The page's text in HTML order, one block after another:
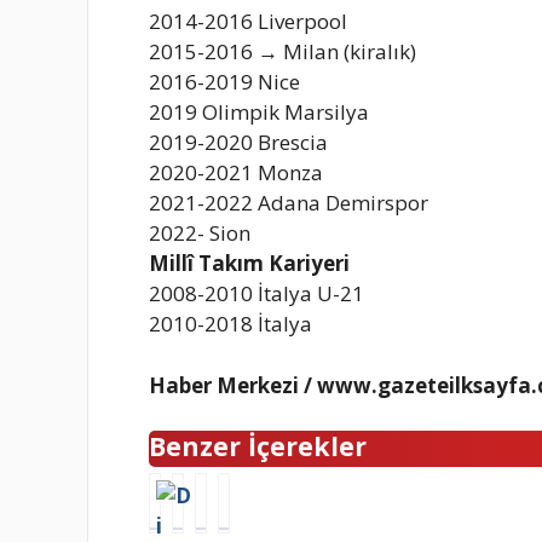
2014-2016 Liverpool
2015-2016 → Milan (kiralık)
2016-2019 Nice
2019 Olimpik Marsilya
2019-2020 Brescia
2020-2021 Monza
2021-2022 Adana Demirspor
2022- Sion
Millî Takım Kariyeri
2008-2010 İtalya U-21
2010-2018 İtalya
Haber Merkezi /
Benzer İçerekler
D
i
Ş
ı
r
e